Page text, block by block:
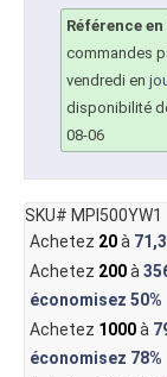
Référence
commandes
vendredi en
disponibilité
08-06
SKU# MPI500YW1
Achetez 20à
Achetez 200à
économisez 50%
Achetez 1000à
économisez 78%